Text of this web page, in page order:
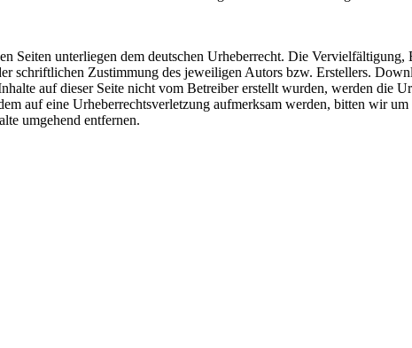
Seiten unterliegen dem deutschen Urheberrecht. Die
schriftlichen Zustimmung des jeweiligen Autors bzw. Erstellers.
auf dieser Seite nicht vom Betreiber erstellt wurden, werden die
auf eine Urheberrechtsverletzung aufmerksam werden, bitten wir
umgehend entfernen.